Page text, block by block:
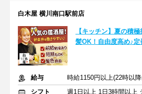
白木屋 横川南口駅前店
【キッチン】夏の積
髪OK！自由度高め♪定
給与
シフト